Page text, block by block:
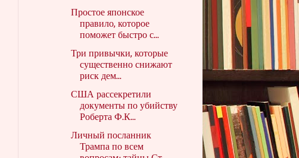
Простое японское
правило, которое
поможет быстро с...
Три привычки, которые
существенно снижают
риск дем...
США рассекретили
документы по убийству
Роберта Ф.К...
Личный посланник
Трампа по всем